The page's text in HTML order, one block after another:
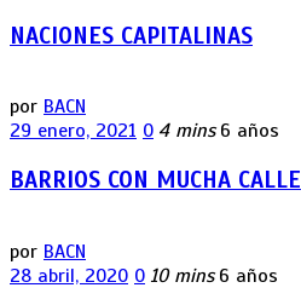
NACIONES CAPITALINAS
por BACN
29 enero, 2021 0 4 mins 6 años
BARRIOS CON MUCHA CALLE
por BACN
28 abril, 2020 0 10 mins 6 años